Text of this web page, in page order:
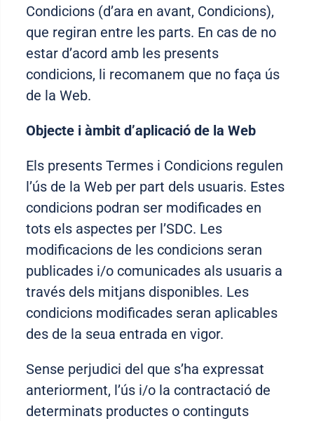
Condicions (d’ara en avant, Condicions),
que regiran entre les parts. En cas de no
estar d’acord amb les presents
condicions, li recomanem que no faça ús
de la Web.
Objecte i àmbit d’aplicació de la Web
Els presents Termes i Condicions regulen
l’ús de la Web per part dels usuaris. Estes
condicions podran ser modificades en
tots els aspectes per l’SDC. Les
modificacions de les condicions seran
publicades i/o comunicades als usuaris a
través dels mitjans disponibles. Les
condicions modificades seran aplicables
des de la seua entrada en vigor.
Sense perjudici del que s’ha expressat
anteriorment, l’ús i/o la contractació de
determinats productes o continguts